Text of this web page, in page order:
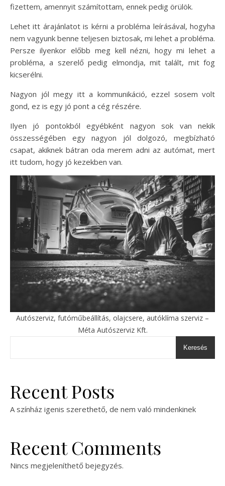
fizettem, amennyit számítottam, ennek pedig örülök.
Lehet itt árajánlatot is kérni a probléma leírásával, hogyha
nem vagyunk benne teljesen biztosak, mi lehet a probléma.
Persze ilyenkor előbb meg kell nézni, hogy mi lehet a
probléma, a szerelő pedig elmondja, mit talált, mit fog
kicserélni.
Nagyon jól megy itt a kommunikáció, ezzel sosem volt
gond, ez is egy jó pont a cég részére.
Ilyen jó pontokból egyébként nagyon sok van nekik
összességében egy nagyon jól dolgozó, megbízható
csapat, akiknek bátran oda merem adni az autómat, mert
itt tudom, hogy jó kezekben van.
Autószerviz, futóműbeállítás, olajcsere, autóklíma szerviz –
Méta Autószerviz Kft.
Keresés
Recent Posts
A színház igenis szerethető, de nem való mindenkinek
Recent Comments
Nincs megjeleníthető bejegyzés.